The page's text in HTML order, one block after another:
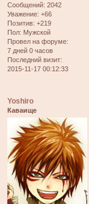
Сообщений: 2042
Уважение: +66
Позитив: +219
Пол: Мужской
Провел на форуме:
7 дней 0 часов
Последний визит:
2015-11-17 00:12:33
Yoshiro
Каваище